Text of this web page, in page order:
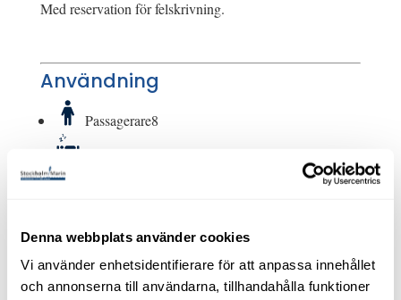
Denna webbplats använder cookies
Vi använder enhetsidentifierare för att anpassa innehållet
och annonserna till användarna, tillhandahålla funktioner
Med reservation för felskrivning.
Användning
Passagerare8
Motorfakta
MotorVolvo Penta MD 11 C
Årsmodell, motor1975